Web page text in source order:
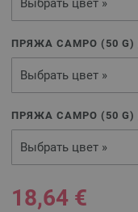
Выбрать цвет »
ПРЯЖА CAMPO ( 50 G)
Выбрать цвет »
ПРЯЖА CAMPO ( 50 G)
Выбрать цвет »
18,64 €